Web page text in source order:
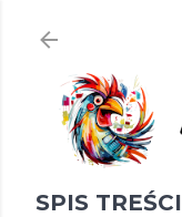
SPIS TREŚCI